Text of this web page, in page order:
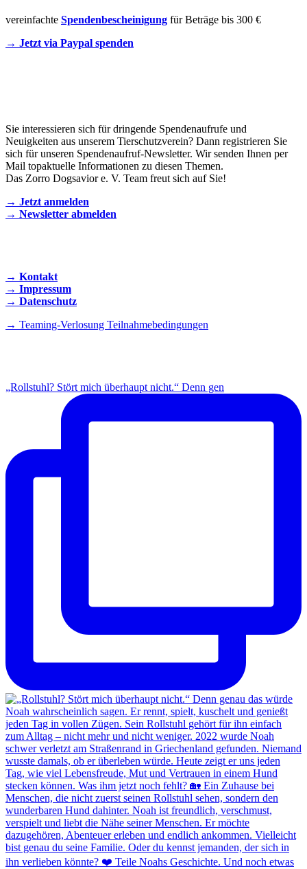
vereinfachte Spendenbescheinigung für Beträge bis 300 €
→ Jetzt via Paypal spenden
Sie interessieren sich für dringende Spendenaufrufe und
Neuigkeiten aus unserem Tierschutzverein? Dann registrieren Sie
sich für unseren Spendenaufruf-Newsletter. Wir senden Ihnen per
Mail topaktuelle Informationen zu diesen Themen.
Das Zorro Dogsavior e. V. Team freut sich auf Sie!
→ Jetzt anmelden
→ Newsletter abmelden
→ Kontakt
→ Impressum
→ Datenschutz
→ Teaming-Verlosung Teilnahmebedingungen
„Rollstuhl? Stört mich überhaupt nicht.“ Denn gen